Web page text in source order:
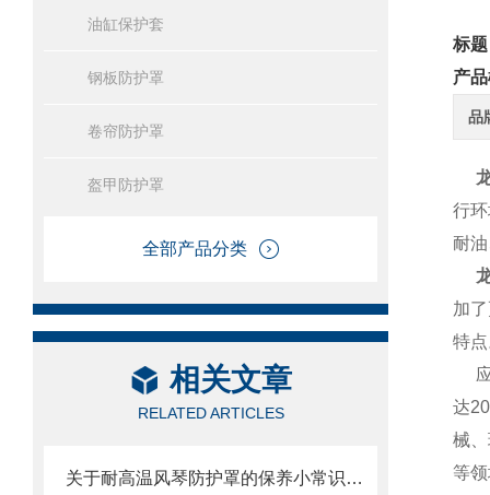
油缸保护套
钢板防护罩
卷帘防护罩
盔甲防护罩
全部产品分类
相关文章
RELATED ARTICLES
关于耐高温风琴防护罩的保养小常识介绍
标
产
品
龙
行
耐
龙
加
特
达
械
等